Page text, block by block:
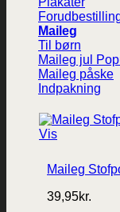
Maileg
Til børn
Maileg jul
Maileg påske
Indpakning
Vis
Maileg
39,95kr.